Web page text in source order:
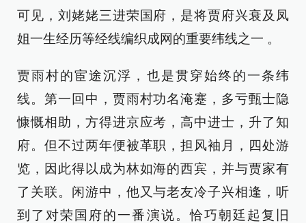
可见，刘姥姥三进荣国府，是将贾府兴衰及凤
姐一生经历等经线编织成网的重要纬线之一 。
贾雨村的宦途沉浮，也是贯穿始终的一条纬
线。第一回中，贾雨村功名淹蹇，多亏甄士隐
慷慨相助，方得进京应考，高中进士，升了知
府。但不过两年便被革职，担风袖月，四处游
览，因此得以成为林如海的西宾，并与贾家有
了关联。闲游中，他又与老友冷子兴相逢，听
到了对荣国府的一番演说。恰巧朝廷起复旧